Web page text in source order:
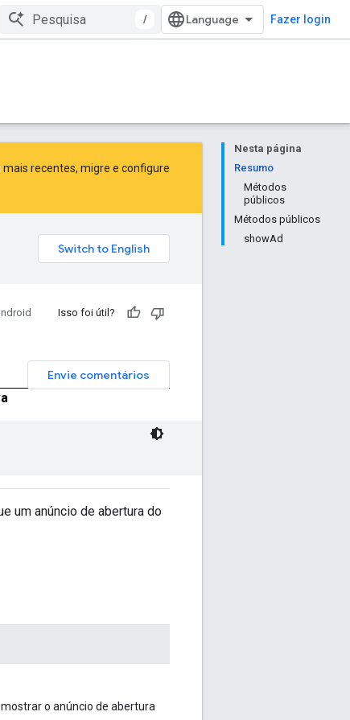
/ Fazer login
Nesta página
Resumo
Métodos
públicos
Métodos públicos
showAd
mais recentes, migre e configure
Isso foi útil?
Envie comentários
um anúncio de abertura do
o anúncio de abertura